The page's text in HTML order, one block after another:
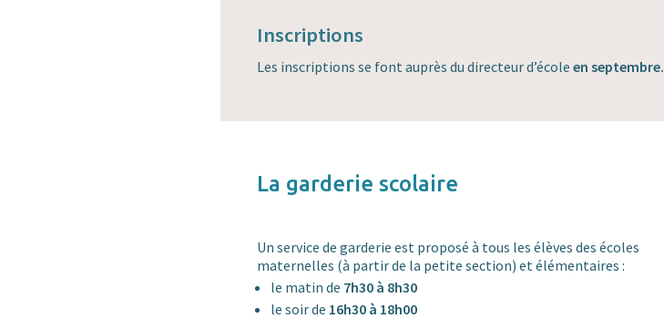
Inscriptions
Les inscriptions se font auprès du directeur d’école en septembre.
La garderie scolaire
Un service de garderie est proposé à tous les élèves des écoles
maternelles (à partir de la petite section) et élémentaires :
le matin de 7h30 à 8h30
le soir de 16h30 à 18h00